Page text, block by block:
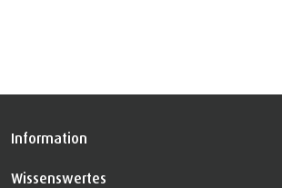
Information
Wissenswertes